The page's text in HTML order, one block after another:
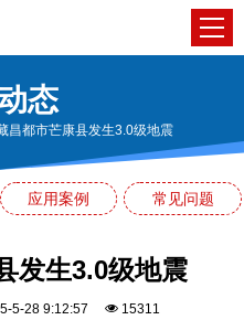
态
昌都市芒康县发生3.0级地震
应用案例 常见问题
发生3.0级地震
5-28 9:12:57 15311